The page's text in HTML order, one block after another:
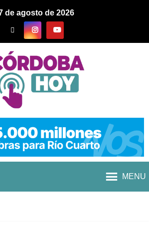
de agosto de 2026
MENU